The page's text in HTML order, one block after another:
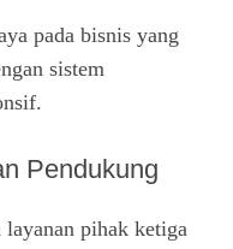
pada bisnis yang
sistem
Pendukung
pihak ketiga